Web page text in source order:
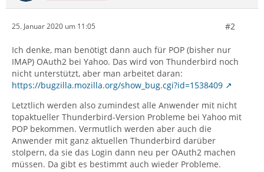
25. Januar 2020 um 11:05 #2
Ich denke, man benötigt dann auch für POP (bisher nur
IMAP) OAuth2 bei Yahoo. Das wird von Thunderbird noch
nicht unterstützt, aber man arbeitet daran:
https://bugzilla.mozilla.org/show_bug.cgi?id=1538409
Letztlich werden also zumindest alle Anwender mit nicht
topaktueller Thunderbird-Version Probleme bei Yahoo mit
POP bekommen. Vermutlich werden aber auch die
Anwender mit ganz aktuellen Thunderbird darüber
stolpern, da sie das Login dann neu per OAuth2 machen
müssen. Da gibt es bestimmt auch wieder Probleme.